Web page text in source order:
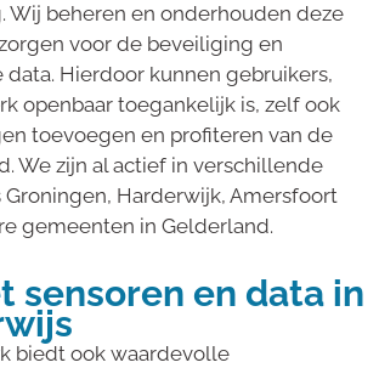
Wij beheren en onderhouden deze
voor de beveiliging en
Hierdoor kunnen gebruikers,
openbaar toegankelijk is, zelf ook
toevoegen en profiteren van de
We zijn al actief in verschillende
Harderwijk, Amersfoort
gemeenten in Gelderland.
sensoren en data in
biedt ook waardevolle